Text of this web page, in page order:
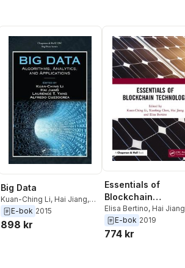
Big Data
Kuan-Ching Li, Hai Jiang,
Laurence T. Yang
Cuzzocrea
E-bok 2015
898 kr
Essentials of
Blockchain
Technology
Elisa Bertino, Hai Jiang
Xiaofeng Chen
Ching Li
E-bok 2019
774 kr